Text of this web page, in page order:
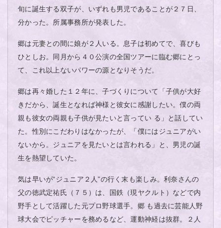
旬に誕生する双子が、いずれも男児であることが２７日、
分かった。所属事務所が発表した。
郷は元妻との間に娘が２人いる。息子は初めてで、喜びも
ひとしお。同月から４０公演の全国ツアーに臨む郷にとっ
て、これ以上ないパワーの源となりそうだ。
郷は再々婚した１２年に、子づくりについて「子供が大好
きだから、誕生となれば神様と彼女に感謝したい。僕の両
親も彼女の両親も子供が見たいと言ってい る」と話してい
た。性別にこだわりはなかったが、「僕にはジュニアがい
ないから。ジュニアを見たいとは言われる」と、男児の誕
生を熱望していた。
気は早いが“ジュニア２人”の行く末も楽しみ。利奈さんの
父の徳武定祐氏（７５）は、国鉄（現ヤクルト）などで内
野手として活躍した元プロ野球選手。郷 も過去に芸能人野
球大会でピッチャーを務めるなど、運動神経は抜群。２人